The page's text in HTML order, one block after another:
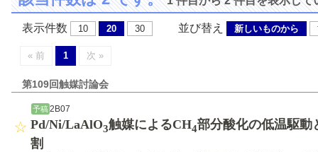
表示件数 10 20 30 並び替え 新しいものから
« 前 1 次 »
第109回触媒討論会
予稿 2B07
Pd/Ni/LaAlO3触媒によるCH4部分酸化の低温駆動
割